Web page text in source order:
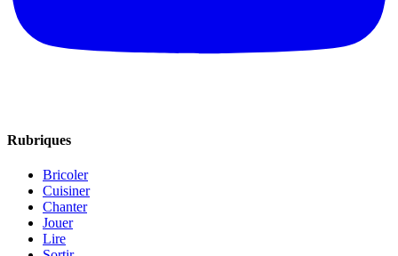
Rubriques
Bricoler
Cuisiner
Chanter
Jouer
Lire